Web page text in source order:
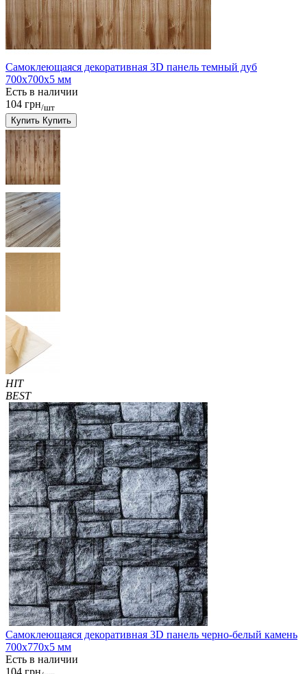
Самоклеющаяся декоративная 3D панель темный дуб
700x700x5 мм
Есть в наличии
104 грн/шт
Купить Купить
HIT
BEST
Самоклеющаяся декоративная 3D панель черно-белый камень
700x770x5 мм
Есть в наличии
104 грн